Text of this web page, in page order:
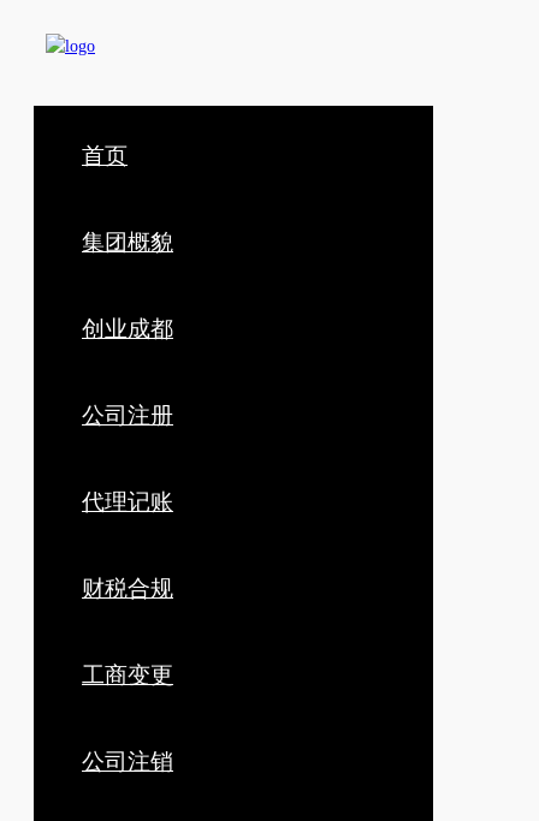
首页
集团概貌
创业成都
公司注册
代理记账
财税合规
工商变更
公司注销